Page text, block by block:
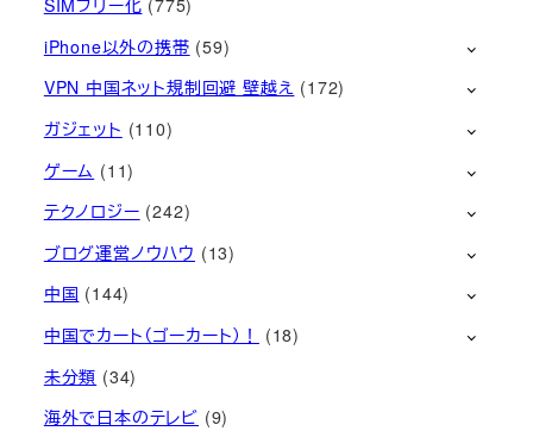
SIMフリー化 (775)
iPhone以外の携帯 (59)
VPN 中国ネット規制回避 壁越え (172)
ガジェット (110)
ゲーム (11)
テクノロジー (242)
ブログ運営ノウハウ (13)
中国 (144)
中国でカート（ゴーカート）！
(18)
未分類 (34)
海外で日本のテレビ (9)